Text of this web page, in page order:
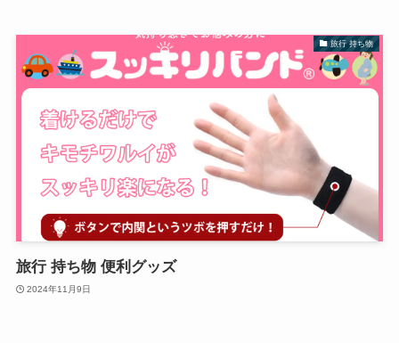
旅行 持ち物
旅行 持ち物 便利グッズ
2024年11月9日